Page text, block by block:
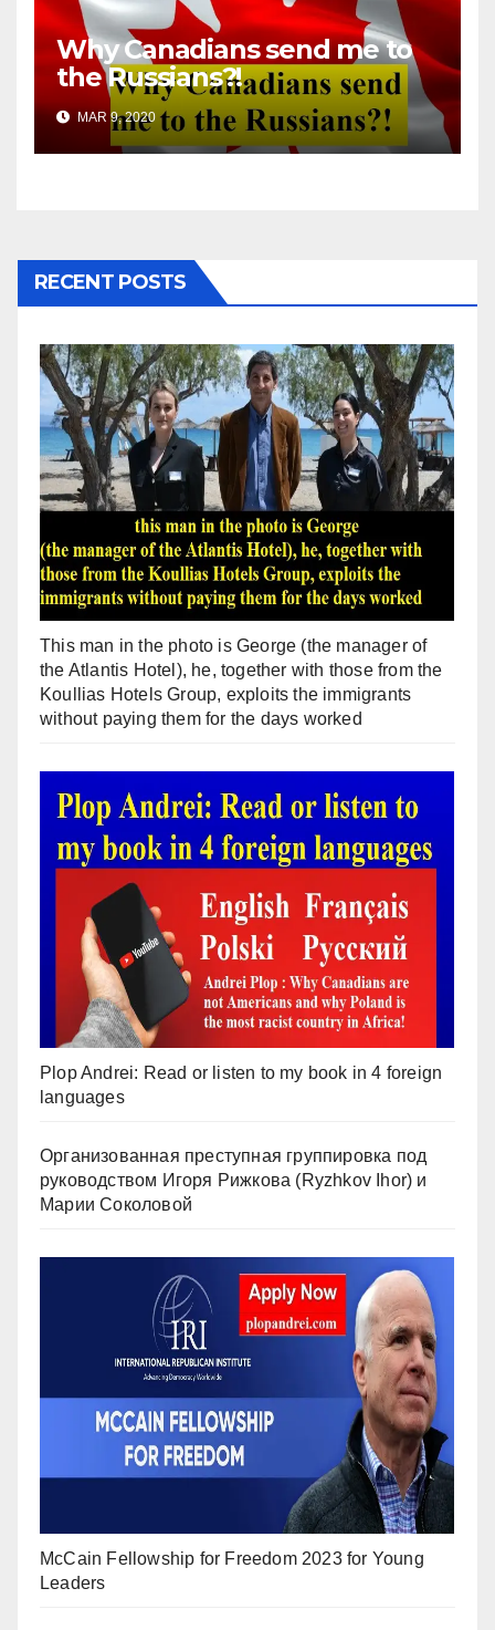
Why Canadians send me to
the Russians?!
MAR 9, 2020
RECENT POSTS
This man in the photo is George (the manager of
the Atlantis Hotel), he, together with those from the
Koullias Hotels Group, exploits the immigrants
without paying them for the days worked
Plop Andrei: Read or listen to my book in 4 foreign
languages
Организованная преступная группировка под
руководством Игоря Рижкова (Ryzhkov Ihor) и
Марии Соколовой
McCain Fellowship for Freedom 2023 for Young
Leaders